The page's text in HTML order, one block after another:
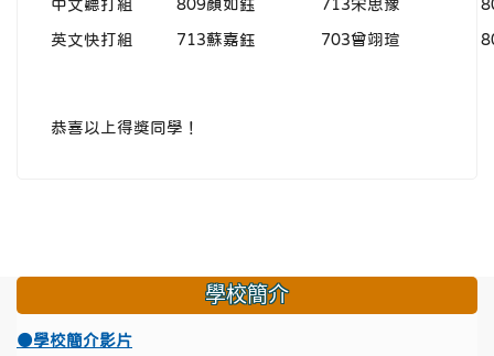
中文聽打組 809顏如鈺 713宋思豫
英文快打組 713蘇嘉鈺 703曾翊瑄
恭喜以上得獎同學！
學校簡介
●學校簡介影片